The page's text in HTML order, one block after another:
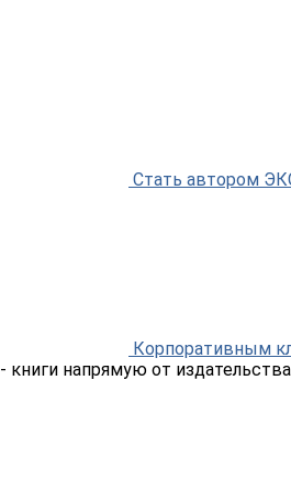
Стать автором
Корпоративным
- книги напрямую от издательства